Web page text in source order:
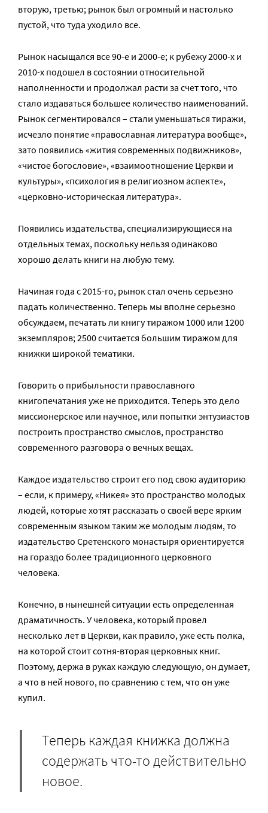
вторую, третью; рынок был огромный и настолько
пустой, что туда уходило все.
Рынок насыщался все 90-е и 2000-е; к рубежу 2000-х и
2010-х подошел в состоянии относительной
наполненности и продолжал расти за счет того, что
стало издаваться большее количество наименований.
Рынок сегментировался – стали уменьшаться тиражи,
исчезло понятие «православная литература вообще»,
зато появились «жития современных подвижников»,
«чистое богословие», «взаимоотношение Церкви и
культуры», «психология в религиозном аспекте»,
«церковно-историческая литература».
Появились издательства, специализирующиеся на
отдельных темах, поскольку нельзя одинаково
хорошо делать книги на любую тему.
Начиная года с 2015-го, рынок стал очень серьезно
падать количественно. Теперь мы вполне серьезно
обсуждаем, печатать ли книгу тиражом 1000 или 1200
экземпляров; 2500 считается большим тиражом для
книжки широкой тематики.
Говорить о прибыльности православного
книгопечатания уже не приходится. Теперь это дело
миссионерское или научное, или попытки энтузиастов
построить пространство смыслов, пространство
современного разговора о вечных вещах.
Каждое издательство строит его под свою аудиторию
– если, к примеру, «Никея» это пространство молодых
людей, которые хотят рассказать о своей вере ярким
современным языком таким же молодым людям, то
издательство Сретенского монастыря ориентируется
на гораздо более традиционного церковного
человека.
Конечно, в нынешней ситуации есть определенная
драматичность. У человека, который провел
несколько лет в Церкви, как правило, уже есть полка,
на которой стоит сотня-вторая церковных книг.
Поэтому, держа в руках каждую следующую, он думает,
а что в ней нового, по сравнению с тем, что он уже
купил.
Теперь каждая книжка должна
содержать что-то действительно
новое.